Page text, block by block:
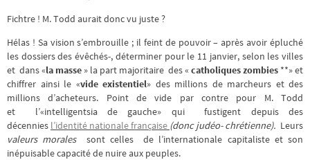
Fichtre ! M. Todd aurait donc vu juste ?
Hélas ! Sa vision s’embrouille ; il feint de pouvoir – après avoir épluché
les dossiers des évêchés-, déterminer pour le 11 janvier, selon les villes
et dans «la masse » la part majoritaire des « catholiques zombies **» et
chiffrer ainsi le «vide existentiel» des millions de marcheurs et des
millions d’acheteurs. Point de vide par contre pour M. Todd
et l’«intelligentsia de gauche» qui fustigent depuis des
décennies l’identité nationale française (donc judéo- chrétienne). Leurs
valeurs morales
sont celles de l’internationale capitaliste et son
inépuisable capacité de nuire aux peuples.